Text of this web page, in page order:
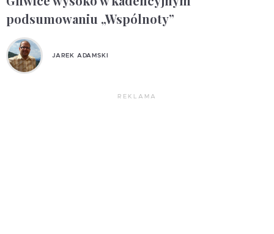
podsumowaniu „Wspólnoty”
JAREK ADAMSKI
REKLAMA